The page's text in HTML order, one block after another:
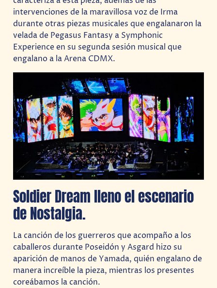
intervenciones de la maravillosa voz de Irma
durante otras piezas musicales que engalanaron la
velada de Pegasus Fantasy a Symphonic
Experience en su segunda sesión musical que
engalano a la Arena CDMX.
Soldier Dream lleno el escenario
de Nostalgia.
La canción de los guerreros que acompaño a los
caballeros durante Poseidón y Asgard hizo su
aparición de manos de Yamada, quién engalano de
manera increíble la pieza, mientras los presentes
coreábamos la canción.